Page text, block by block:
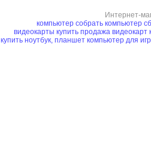
Интернет-
компьютер собрать компьютер
видеокарты купить продажа видеокарт
купить ноутбук, планшет компьютер для